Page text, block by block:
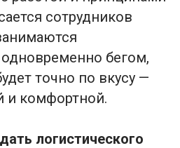
сотрудников
бегом,
точно по вкусу —
и комфортной.
логистического